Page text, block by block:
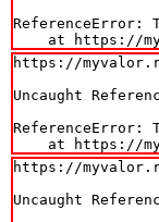
ReferenceError:
at https://
https://
Uncaught
ReferenceError:
at https://
https://
Uncaught